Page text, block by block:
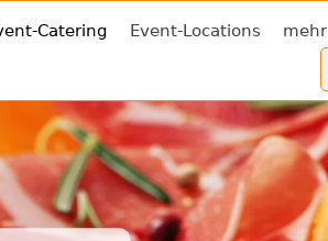
Catering Event-Locations mehr